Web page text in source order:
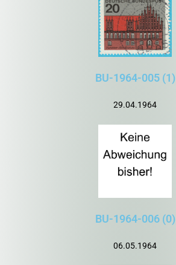
BU-1964-005 (1)
29.04.1964
BU-1964-006 (0)
06.05.1964